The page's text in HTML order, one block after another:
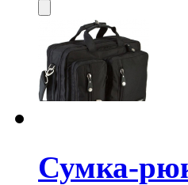
Сумка-